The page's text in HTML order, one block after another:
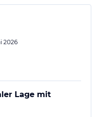
2026
Lage mit